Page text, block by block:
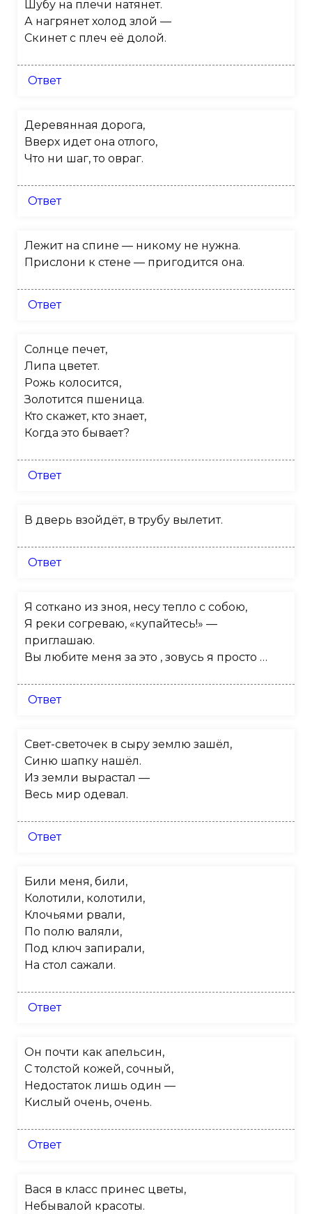
Шубу на плечи натянет.
А нагрянет холод злой —
Скинет с плеч её долой.
Ответ
Деревянная дорога,
Вверх идет она отлого,
Что ни шаг, то овраг.
Ответ
Лежит на спине — никому не нужна.
Прислони к стене — пригодится она.
Ответ
Солнце печет,
Липа цветет.
Рожь колосится,
Золотится пшеница.
Кто скажет, кто знает,
Когда это бывает?
Ответ
В дверь взойдёт, в трубу вылетит.
Ответ
Я соткано из зноя, несу тепло с собою,
Я реки согреваю, «купайтесь!» —
приглашаю.
Вы любите меня за это , зовусь я просто …
Ответ
Свет-светочек в сыру землю зашёл,
Синю шапку нашёл.
Из земли вырастал —
Весь мир одевал.
Ответ
Били меня, били,
Колотили, колотили,
Клочьями рвали,
По полю валяли,
Под ключ запирали,
На стол сажали.
Ответ
Он почти как апельсин,
С толстой кожей, сочный,
Недостаток лишь один —
Кислый очень, очень.
Ответ
Вася в класс принес цветы,
Небывалой красоты.